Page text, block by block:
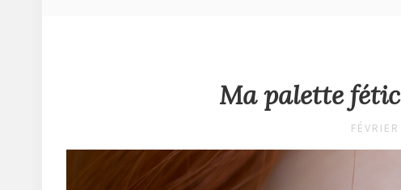
Ma palette